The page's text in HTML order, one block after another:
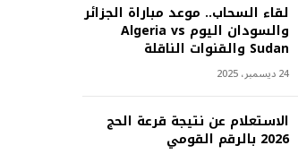
لقاء السحاب.. موعد مباراة الجزائر
والسودان اليوم Algeria vs
Sudan والقنوات الناقلة
24 ديسمبر، 2025
الاستعلام عن نتيجة قرعة الحج
2026 بالرقم القومي